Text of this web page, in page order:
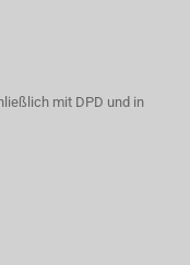
mit DPD und in